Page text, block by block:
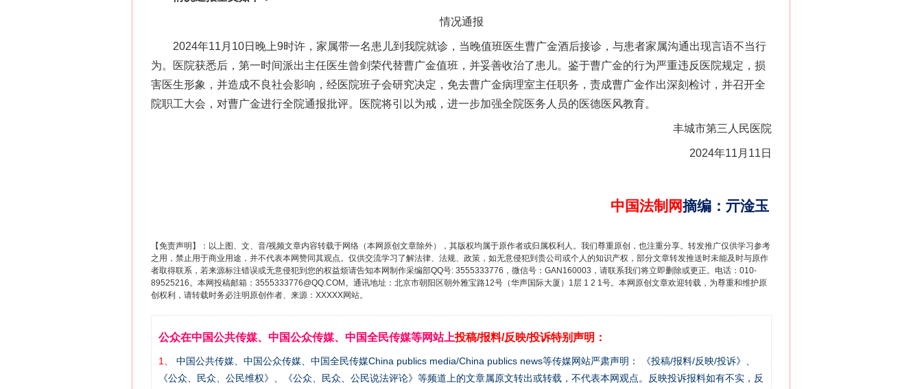
情况通报
2024年11月10日晚上9时许，家属带一名患儿到我院就诊，当晚值班医生曹广金酒后接诊，与患者家属沟通出现言语不当行
为。医院获悉后，第一时间派出主任医生曾剑荣代替曹广金值班，并妥善收治了患儿。鉴于曹广金的行为严重违反医院规定，损
害医生形象，并造成不良社会影响，经医院班子会研究决定，免去曹广金病理室主任职务，责成曹广金作出深刻检讨，并召开全
院职工大会，对曹广金进行全院通报批评。医院将引以为戒，进一步加强全院医务人员的医德医风教育。
丰城市第三人民医院
2024年11月11日
中国法制网摘编 ： 亓淦玉
【免责声明】：以上图、文、音/视频文章内容转载于网络（本网原创文章除外），其版权均属于原作者或归属权利人。我们尊重原创，也注重分享。转发推广仅供学习参考
之用，禁止用于商业用途，并不代表本网赞同其观点。仅供交流学习了解法律、法规、政策，如无意侵犯到贵公司或个人的知识产权，部分文章转发推送时未能及时与原作
者取得联系，若来源标注错误或无意侵犯到您的权益烦请告知本网制作采编部QQ号: 3555333776，微信号：GAN160003，请联系我们将立即删除或更正。电话：010-
89525216。本网投稿邮箱：3555333776@QQ.COM。通讯地址：北京市朝阳区朝外雅宝路12号（华声国际大厦）1层 1 2 1号。本网原创文章欢迎转载，为尊重和维护原
创权利，请转载时务必注明原创作者、来源：XXXXX网站。
公众在中国公共传媒、中国公众传媒、中国全民传媒等网站上投稿/报料/反映/投诉特别声明：
1、
中国公共传媒、中国公众传媒、中国全民传媒China publics media/China publics news等传媒网站严肃声明： 《投稿/报料/反映/投诉》、
《公众、民众、公民维权》、《公众、民众、公民说法评论》等频道上的文章属原文转出或转载，不代表本网观点。反映投诉报料如有不实，反